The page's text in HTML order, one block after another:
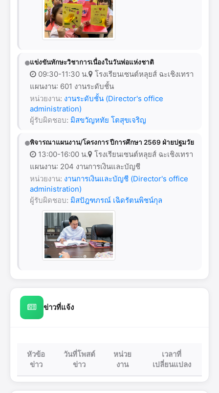
แข่งขันทักษะวิชาการเนื่องในวันพ่อแห่งชาติ
09:30-11:30 น.
โรงเรียนเซนต์หลุยส์ ฉะเชิงเทรา
แผนงาน: 601 งานระดับชั้น
หน่วยงาน: งานระดับชั้น (Director's office
administration)
ผู้รับผิดชอบ: มิสขวัญหทัย โตสุขเจริญ
พิจารณาแผนงาน/โครงการ ปีการศึกษา 2569 ฝ่ายปฐมวัย
13:00-16:00 น.
โรงเรียนเซนต์หลุยส์ ฉะเชิงเทรา
แผนงาน: 204 งานการเงินและบัญชี
หน่วยงาน: งานการเงินและบัญชี (Director's office
administration)
ผู้รับผิดชอบ: มิสปัฎฑภรณ์ เฉิดรัตนพิชน์กุล
ข่าวที่แจ้ง
หัวข้อ
ข่าว
วันที่โพสต์
ข่าว
หน่วย
งาน
เวลาที่
เปลี่ยนแปลง